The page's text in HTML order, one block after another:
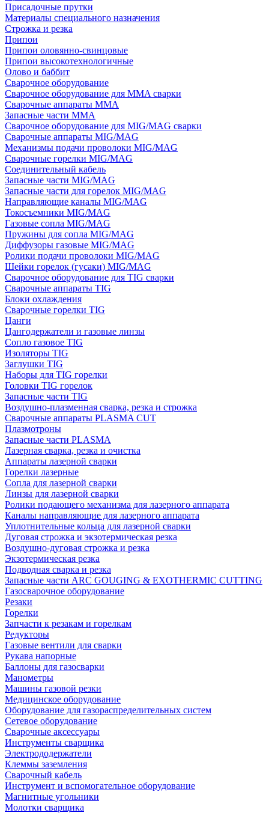
Присадочные прутки
Материалы специального назначения
Строжка и резка
Припои
Припои оловянно-свинцовые
Припои высокотехнологичные
Олово и баббит
Сварочное оборудование
Сварочное оборудование для MMA сварки
Сварочные аппараты MMA
Запасные части MMA
Сварочное оборудование для MIG/MAG сварки
Сварочные аппараты MIG/MAG
Механизмы подачи проволоки MIG/MAG
Сварочные горелки MIG/MAG
Соединительный кабель
Запасные части MIG/MAG
Запасные части для горелок MIG/MAG
Направляющие каналы MIG/MAG
Токосъемники MIG/MAG
Газовые сопла MIG/MAG
Пружины для сопла MIG/MAG
Диффузоры газовые MIG/MAG
Ролики подачи проволоки MIG/MAG
Шейки горелок (гусаки) MIG/MAG
Сварочное оборудование для TIG сварки
Сварочные аппараты TIG
Блоки охлаждения
Сварочные горелки TIG
Цанги
Цангодержатели и газовые линзы
Сопло газовое TIG
Изоляторы TIG
Заглушки TIG
Наборы для TIG горелки
Головки TIG горелок
Запасные части TIG
Воздушно-плазменная сварка, резка и строжка
Сварочные аппараты PLASMA CUT
Плазмотроны
Запасные части PLASMA
Лазерная сварка, резка и очистка
Аппараты лазерной сварки
Горелки лазерные
Сопла для лазерной сварки
Линзы для лазерной сварки
Ролики подающего механизма для лазерного аппарата
Каналы направляющие для лазерного аппарата
Уплотнительные кольца для лазерной сварки
Дуговая строжка и экзотермическая резка
Воздушно-дуговая строжка и резка
Экзотермическая резка
Подводная сварка и резка
Запасные части ARC GOUGING & EXOTHERMIC CUTTING
Газосварочное оборудование
Резаки
Горелки
Запчасти к резакам и горелкам
Редукторы
Газовые вентили для сварки
Рукава напорные
Баллоны для газосварки
Манометры
Машины газовой резки
Медицинское оборудование
Оборудование для газораспределительных систем
Сетевое оборудование
Сварочные аксессуары
Инструменты сварщика
Электрододержатели
Клеммы заземления
Сварочный кабель
Инструмент и вспомогательное оборудование
Магнитные угольники
Молотки сварщика